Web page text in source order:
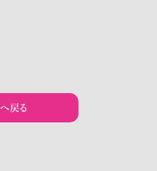
戻る